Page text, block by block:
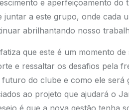
e aperfeiçoamento do
juntar a este grupo, onde cada
abrilhantando nosso
que este é um momento
e ressaltar os desafios pela
do clube e como ele
ao projeto que ajudará o
é que a nova gestão tenha